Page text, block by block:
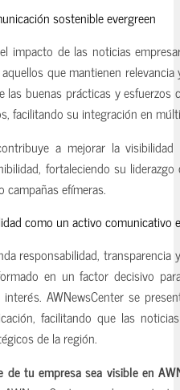
sostenible evergreen
impacto de las noticias
que mantienen
las buenas prácticas y
facilitando su integración en
a mejorar la
fortaleciendo su
campañas efímeras.
como un activo comunicativo
responsabilidad,
en un factor decisivo
AWNewsCenter se
facilitando que las
de la región.
tu empresa sea visible en